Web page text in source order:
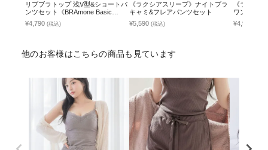
リブブラトップ 浅V型&ショートパ
ンツセット《BRAmone Basic
Natural》
¥4,790 (税込)
《ラクシアスリープ》ナイトブラ
キャミ&フレアパンツセット
¥5,590 (税込)
《ラクシ
ワンピー
¥4,990
他のお客様はこちらの商品も見ています